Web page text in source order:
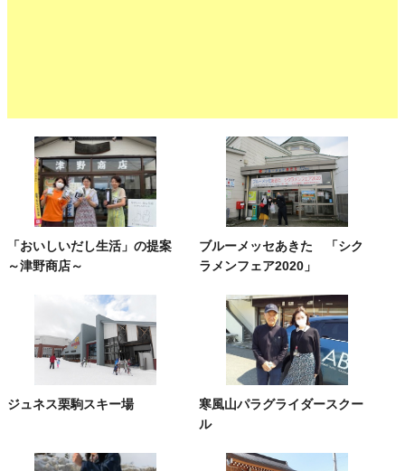
「おいしいだし生活」の提案
～津野商店～
ブルーメッセあきた 「シク
ラメンフェア2020」
ジュネス栗駒スキー場
寒風山パラグライダースクー
ル